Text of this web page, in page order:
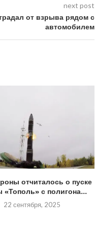
next post
от взрыва рядом с
автомобилем
отчиталось о пуске
«Тополь» с полигона...
22 сентября, 2025